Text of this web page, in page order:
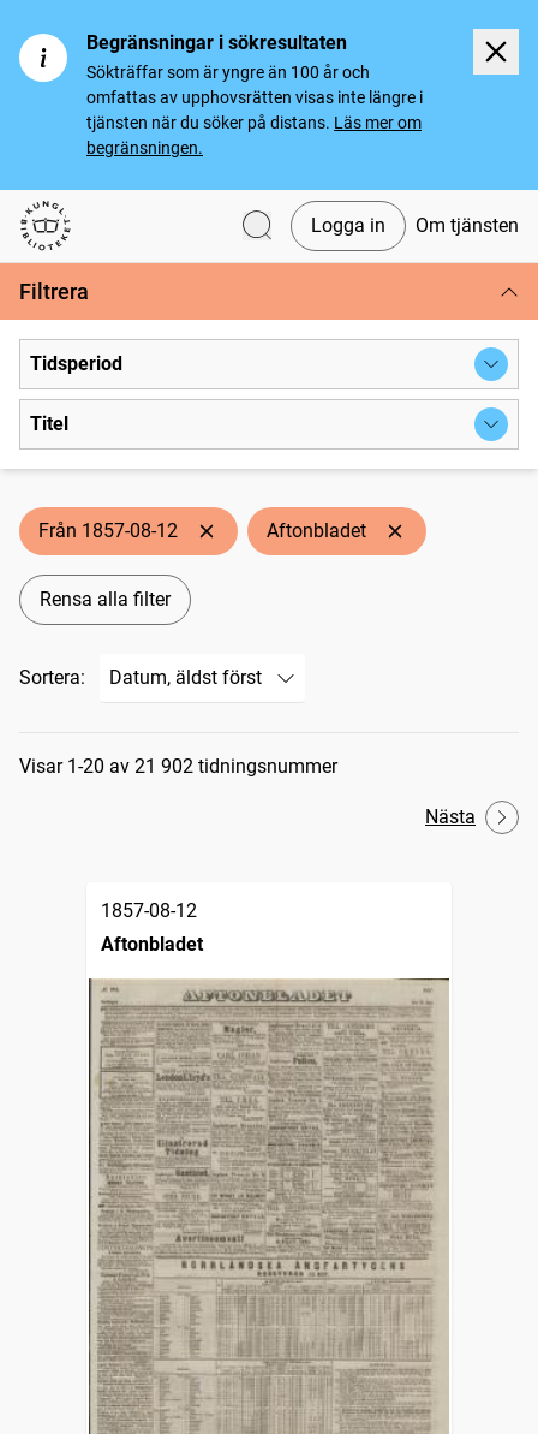
Begränsningar i sökresultaten
Sökträffar som är yngre än 100 år och
omfattas av upphovsrätten visas inte längre i
tjänsten när du söker på distans. Läs mer om
begränsningen.
Svenska tidningar
Logga in Om tjänsten
Filtrera
Tidsperiod
Titel
Från 1857-08-12 Aftonbladet
Rensa alla filter
Sortera:
Sökresultat
Visar 1-20 av 21 902 tidningsnummer
Nästa
1857-08-12
Aftonbladet